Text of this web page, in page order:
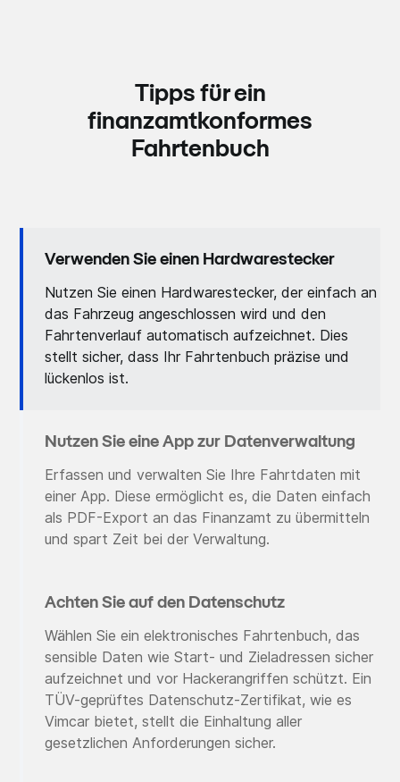
Tipps für ein
finanzamtkonformes
Fahrtenbuch
Verwenden Sie einen Hardwarestecker
Nutzen Sie einen Hardwarestecker, der einfach an
das Fahrzeug angeschlossen wird und den
Fahrtenverlauf automatisch aufzeichnet. Dies
stellt sicher, dass Ihr Fahrtenbuch präzise und
lückenlos ist.
Nutzen Sie eine App zur Datenverwaltung
Erfassen und verwalten Sie Ihre Fahrtdaten mit
einer App. Diese ermöglicht es, die Daten einfach
als PDF-Export an das Finanzamt zu übermitteln
und spart Zeit bei der Verwaltung.
Achten Sie auf den Datenschutz
Wählen Sie ein elektronisches Fahrtenbuch, das
sensible Daten wie Start- und Zieladressen sicher
aufzeichnet und vor Hackerangriffen schützt. Ein
TÜV-geprüftes Datenschutz-Zertifikat, wie es
Vimcar bietet, stellt die Einhaltung aller
gesetzlichen Anforderungen sicher.